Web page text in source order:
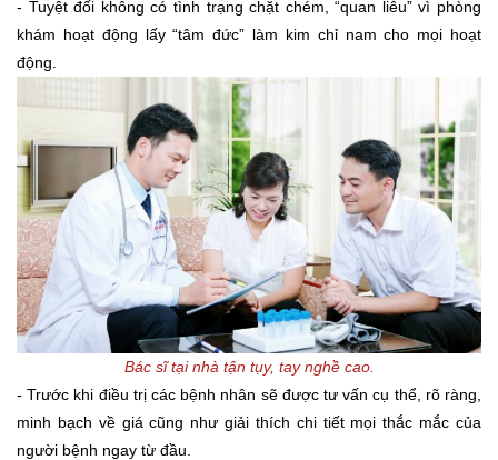
- Tuyệt đối không có tình trạng chặt chém, “quan liêu” vì phòng
khám hoạt động lấy “tâm đức” làm kim chỉ nam cho mọi hoạt
động.
Bác sĩ tại nhà tận tụy, tay nghề cao.
- Trước khi điều trị các bệnh nhân sẽ được tư vấn cụ thể, rõ ràng,
minh bạch về giá cũng như giải thích chi tiết mọi thắc mắc của
người bệnh ngay từ đầu.